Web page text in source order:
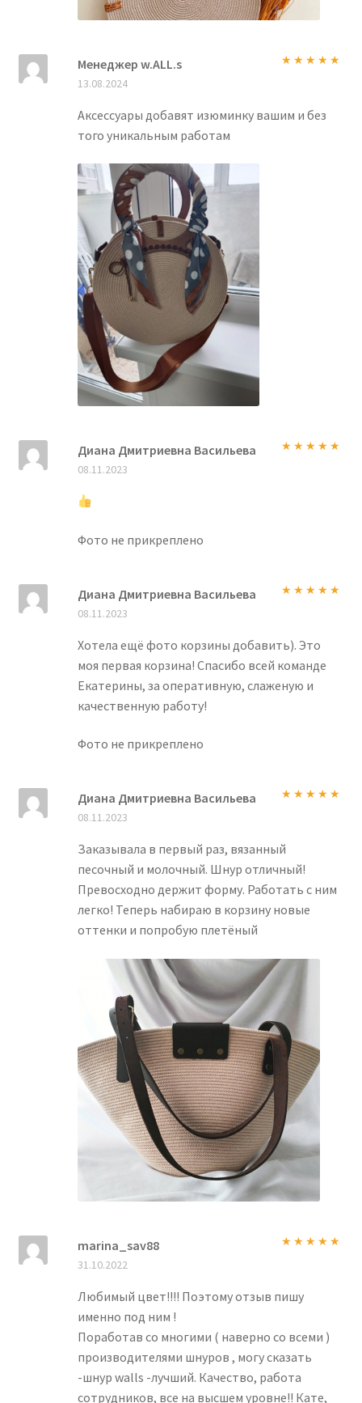
Менеджер w.ALL.s
13.08.2024
Аксессуары добавят изюминку вашим и без
того уникальным работам
Диана Дмитриевна Васильева
08.11.2023
Фото не прикреплено
Диана Дмитриевна Васильева
08.11.2023
Хотела ещё фото корзины добавить). Это
моя первая корзина! Спасибо всей команде
Екатерины, за оперативную, слаженую и
качественную работу!
Фото не прикреплено
Диана Дмитриевна Васильева
08.11.2023
Заказывала в первый раз, вязанный
песочный и молочный. Шнур отличный!
Превосходно держит форму. Работать с ним
легко! Теперь набираю в корзину новые
оттенки и попробую плетёный
marina_sav88
31.10.2022
Любимый цвет!!!! Поэтому отзыв пишу
именно под ним !
Поработав со многими ( наверно со всеми )
производителями шнуров , могу сказать
-шнур walls -лучший. Качество, работа
сотрудников, все на высшем уровне!! Кате,